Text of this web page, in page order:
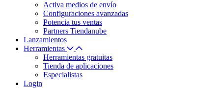
Activa medios de envío
Configuraciones avanzadas
Potencia tus ventas
Partners Tiendanube
Lanzamientos
Herramientas
Herramientas gratuitas
Tienda de aplicaciones
Especialistas
Login